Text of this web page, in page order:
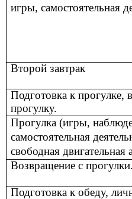
игры, самостоятельная
Второй завтрак
Подготовка к прогулке,
прогулку.
Прогулка (игры,
самостоятельная
свободная двигательная
Возвращение с прогулки.
Подготовка к обеду,